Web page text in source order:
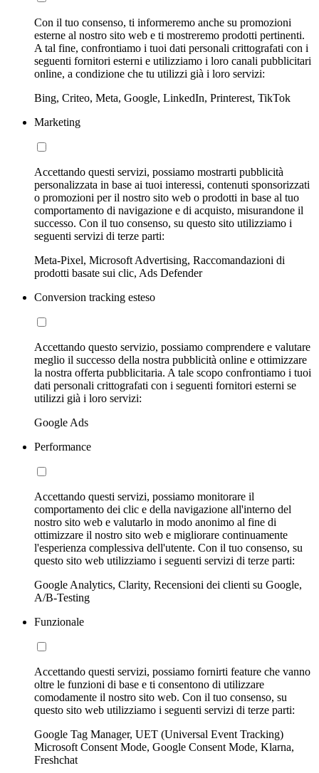
Con il tuo consenso, ti informeremo anche su promozioni
esterne al nostro sito web e ti mostreremo prodotti pertinenti.
A tal fine, confrontiamo i tuoi dati personali crittografati con i
seguenti fornitori esterni e utilizziamo i loro canali pubblicitari
online, a condizione che tu utilizzi già i loro servizi:
Bing, Criteo, Meta, Google, LinkedIn, Printerest, TikTok
Marketing
Accettando questi servizi, possiamo mostrarti pubblicità
personalizzata in base ai tuoi interessi, contenuti sponsorizzati
o promozioni per il nostro sito web o prodotti in base al tuo
comportamento di navigazione e di acquisto, misurandone il
successo. Con il tuo consenso, su questo sito utilizziamo i
seguenti servizi di terze parti:
Meta-Pixel, Microsoft Advertising, Raccomandazioni di
prodotti basate sui clic, Ads Defender
Conversion tracking esteso
Accettando questo servizio, possiamo comprendere e valutare
meglio il successo della nostra pubblicità online e ottimizzare
la nostra offerta pubblicitaria. A tale scopo confrontiamo i tuoi
dati personali crittografati con i seguenti fornitori esterni se
utilizzi già i loro servizi:
Google Ads
Performance
Accettando questi servizi, possiamo monitorare il
comportamento dei clic e della navigazione all'interno del
nostro sito web e valutarlo in modo anonimo al fine di
ottimizzare il nostro sito web e migliorare continuamente
l'esperienza complessiva dell'utente. Con il tuo consenso, su
questo sito web utilizziamo i seguenti servizi di terze parti:
Google Analytics, Clarity, Recensioni dei clienti su Google,
A/B-Testing
Funzionale
Accettando questi servizi, possiamo fornirti feature che vanno
oltre le funzioni di base e ti consentono di utilizzare
comodamente il nostro sito web. Con il tuo consenso, su
questo sito web utilizziamo i seguenti servizi di terze parti:
Google Tag Manager, UET (Universal Event Tracking)
Microsoft Consent Mode, Google Consent Mode, Klarna,
Freshchat